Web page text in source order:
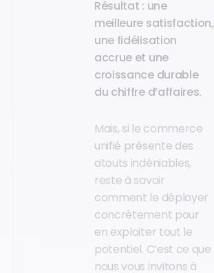
Résultat : une
meilleure satisfaction,
une fidélisation
accrue et une
croissance durable
du chiffre d’affaires.
Mais, si le commerce
unifié présente des
atouts indéniables,
reste à savoir
comment le déployer
concrètement pour
en exploiter tout le
potentiel. C’est ce que
nous vous invitons à